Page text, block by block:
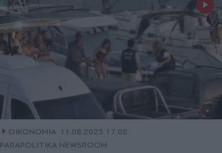
ΟΙΚΟΝΟΜΙΑ
11.08.2025 17:02
PARAPOLITIKA NEWSROOM